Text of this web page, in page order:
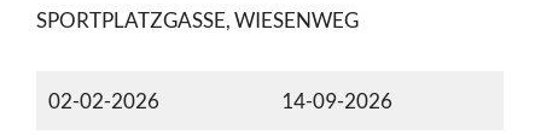
SPORTPLATZGASSE, WIESENWEG
02-02-2026 14-09-2026